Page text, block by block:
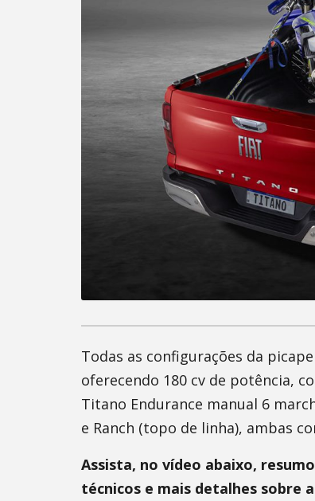
Todas as configurações da
oferecendo 180 cv de potência,
Titano Endurance manual 6
e Ranch (topo de linha), ambas
Assista, no vídeo abaixo,
técnicos e mais detalhes sobre